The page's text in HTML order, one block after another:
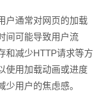
户通常对网页的加载
间可能导致用户流
和减少HTTP请求等方
使用加载动画或进度
用户的焦虑感。